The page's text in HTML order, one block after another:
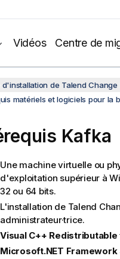
Vidéos Centre de
d'installation de Talend Change
matériels et logiciels pour la
Kafka
Une machine virtuelle ou
d'exploitation supérieur à
32 ou 64 bits.
L'installation de Talend
administrateur·trice.
Visual C++
Microsoft.NET Framework